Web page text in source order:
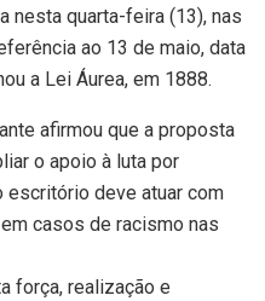
nesta quarta-feira (13), nas
ao 13 de maio, data
a Lei Áurea, em 1888.
afirmou que a proposta
o apoio à luta por
escritório deve atuar com
casos de racismo nas
força, realização e